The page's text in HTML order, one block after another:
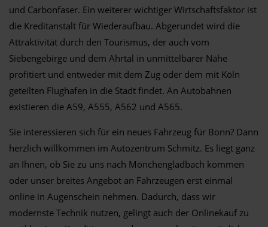
und Carbonfaser. Ein weiterer wichtiger Wirtschaftsfaktor ist
die Kreditanstalt für Wiederaufbau. Abgerundet wird die
Attraktivität durch den Tourismus, der auch vom
Siebengebirge und dem Ahrtal in unmittelbarer Nähe
profitiert und entweder mit dem Zug oder dem mit Köln
geteilten Flughafen in die Stadt findet. An Autobahnen
existieren die A59, A555, A562 und A565.
Sie interessieren sich für ein neues Fahrzeug für Bonn? Dann
herzlich willkommen im Autozentrum Schmitz. Es liegt ganz
an Ihnen, ob Sie zu uns nach Mönchengladbach kommen
oder unser breites Angebot an Fahrzeugen erst einmal
online in Augenschein nehmen. Dadurch, dass wir
modernste Technik nutzen, gelingt auch der Onlinekauf zu